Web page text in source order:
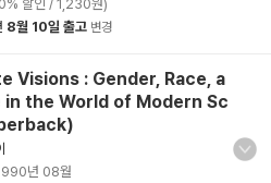
할인 / 1,230원)
8월 10일 출고 변경
Visions : Gender, Race, a
in the World of Modern Sc
년 08월